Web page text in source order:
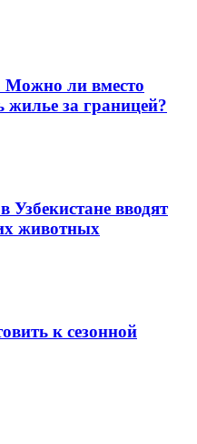
Можно ли вместо
жилье за границей?
Узбекистане вводят
животных
к сезонной